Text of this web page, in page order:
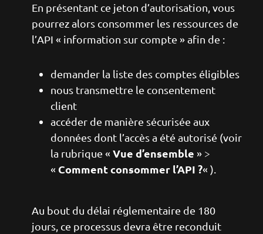
En présentant ce jeton d’autorisation, vous
pourrez alors consommer les ressources de
l’API « information sur compte » afin de :
demander la liste des comptes éligibles
nous transmettre le consentement
client
accéder de manière sécurisée aux
données dont l’accès a été autorisé (voir
la rubrique « Vue d’ensemble » >
« Comment consommer l’API ?« ).
Au bout du délai réglementaire de 180
jours, ce processus devra être reconduit